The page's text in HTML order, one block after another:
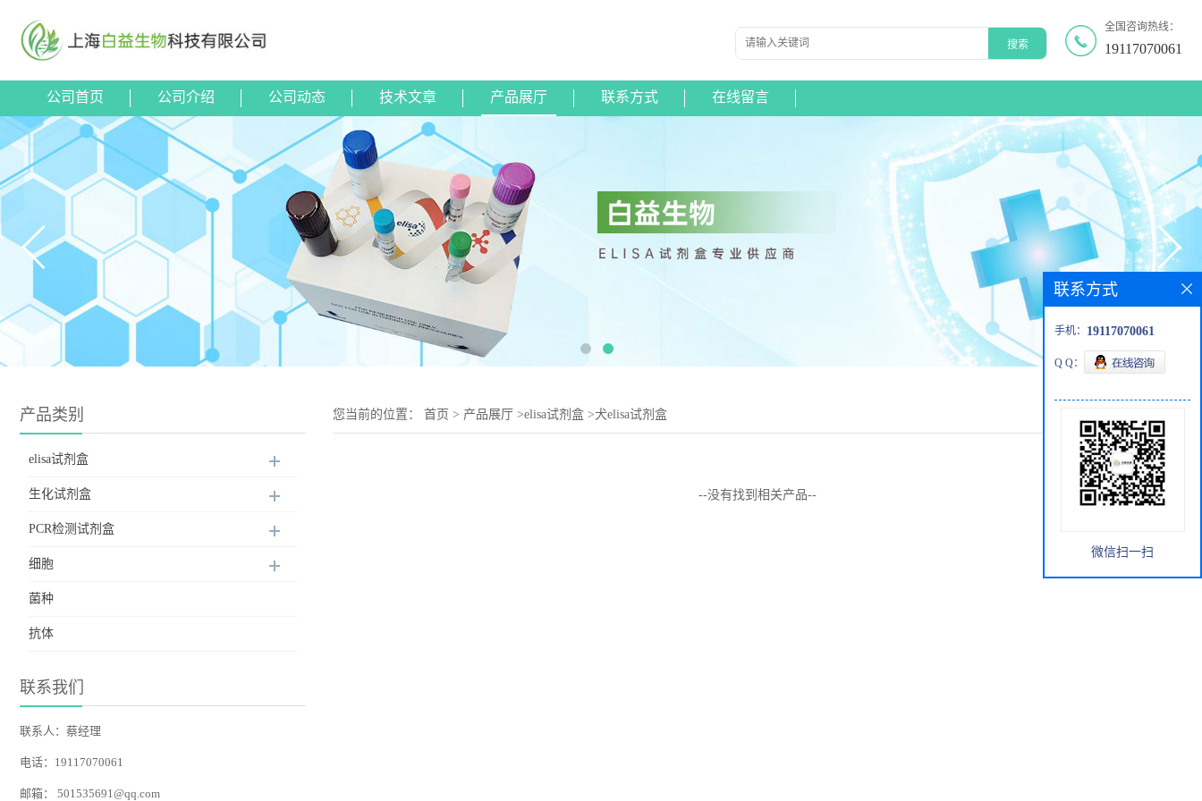
全国咨询热线：
19117070061
公司首页 公司介绍 公司动态 技术文章 产品展厅 联系方式 在线留言
产品类别
elisa试剂盒
生化试剂盒
PCR检测试剂盒
细胞
菌种
抗体
联系我们
联系人：蔡经理
电话：19117070061
邮箱： 501535691@qq.com
您当前的位置： 首页 > 产品展厅 >elisa试剂盒 >犬elisa试剂盒
--没有找到相关产品--
联系方式
手机： 19117070061
Q Q：
微信扫一扫